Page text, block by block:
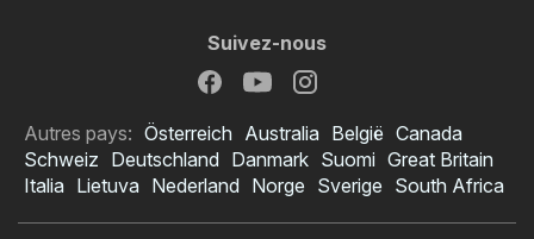
Suivez-nous
Autres pays: Österreich Australia België Canada
Schweiz Deutschland Danmark Suomi Great Britain
Italia Lietuva Nederland Norge Sverige South Africa